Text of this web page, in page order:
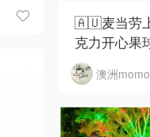
🇦🇺麦当劳
克力开心果